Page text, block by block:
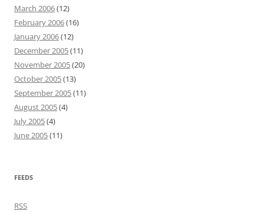
March 2006(12)
February 2006(16)
January 2006(12)
December 2005(11)
November 2005(20)
October 2005(13)
September 2005(11)
August 2005(4)
July 2005(4)
June 2005(11)
FEEDS
RSS